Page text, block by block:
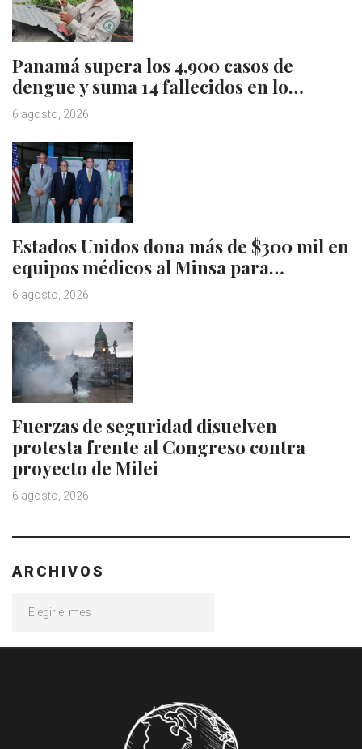
Panamá supera los 4,900 casos de
dengue y suma 14 fallecidos en lo…
6 agosto, 2026
Estados Unidos dona más de $300 mil en
equipos médicos al Minsa para…
6 agosto, 2026
Fuerzas de seguridad disuelven
protesta frente al Congreso contra
proyecto de Milei
6 agosto, 2026
ARCHIVOS